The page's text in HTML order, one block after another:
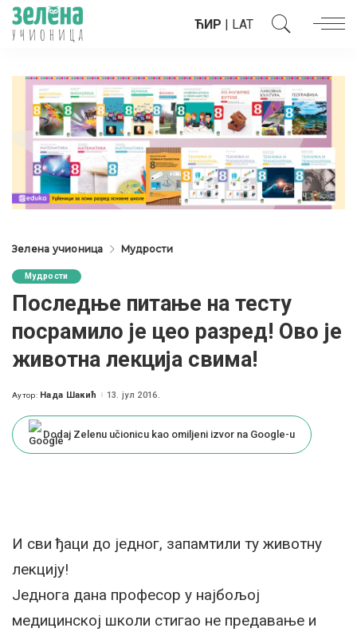
ЋИР | LAT
Зелена учионица Мудрости
Мудрости
Последње питање на тесту
посрамило је цео разред! Ово је
животна лекција свима!
Posted
Аутор: Нада Шакић 13. јул 2016.
Dodaj Zelenu učionicu kao omiljeni izvor na Google-u
И сви ђаци до једног, запамтили ту животну
лекцију!
Једнога дана професор у најбољој
медицинској школи стигао не предавање и